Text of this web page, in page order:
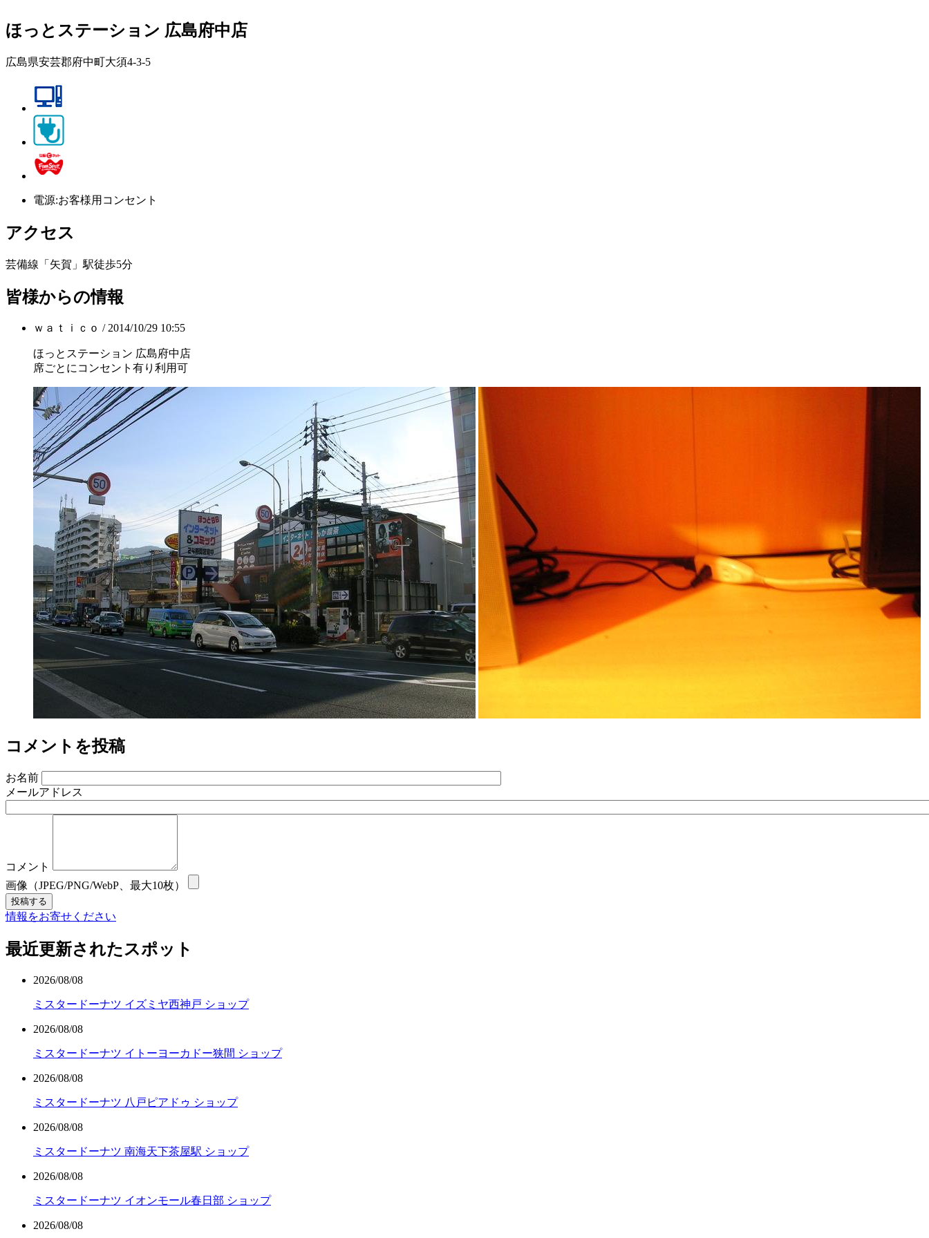
ほっとステーション 広島府中店
広島県安芸郡府中町大須4-3-5
電源:お客様用コンセント
アクセス
芸備線「矢賀」駅徒歩5分
皆様からの情報
ｗａｔｉｃｏ / 2014/10/29 10:55
ほっとステーション 広島府中店
席ごとにコンセント有り利用可
コメントを投稿
お名前
メールアドレス
コメント
画像（JPEG/PNG/WebP、最大10枚）
情報をお寄せください
最近更新されたスポット
2026/08/08
ミスタードーナツ イズミヤ西神戸 ショップ
2026/08/08
ミスタードーナツ イトーヨーカドー狭間 ショップ
2026/08/08
ミスタードーナツ 八戸ピアドゥ ショップ
2026/08/08
ミスタードーナツ 南海天下茶屋駅 ショップ
2026/08/08
ミスタードーナツ イオンモール春日部 ショップ
2026/08/08